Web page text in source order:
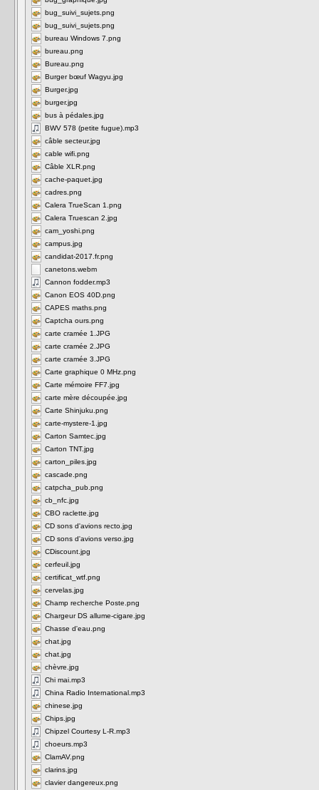
bug_suivi_sujets.png
bug_suivi_sujets.png
bureau Windows 7.png
bureau.png
Bureau.png
Burger bœuf Wagyu.jpg
Burger.jpg
burger.jpg
bus à pédales.jpg
BWV 578 (petite fugue).mp3
câble secteur.jpg
cable wifi.png
Câble XLR.png
cache-paquet.jpg
cadres.png
Calera TrueScan 1.png
Calera Truescan 2.jpg
cam_yoshi.png
campus.jpg
candidat-2017.fr.png
canetons.webm
Cannon fodder.mp3
Canon EOS 40D.png
CAPES maths.png
Captcha ours.png
carte cramée 1.JPG
carte cramée 2.JPG
carte cramée 3.JPG
Carte graphique 0 MHz.png
Carte mémoire FF7.jpg
carte mère découpée.jpg
Carte Shinjuku.png
carte-mystere-1.jpg
Carton Samtec.jpg
Carton TNT.jpg
carton_piles.jpg
cascade.png
catpcha_pub.png
cb_nfc.jpg
CBO raclette.jpg
CD sons d'avions recto.jpg
CD sons d'avions verso.jpg
CDiscount.jpg
cerfeuil.jpg
certificat_wtf.png
cervelas.jpg
Champ recherche Poste.png
Chargeur DS allume-cigare.jpg
Chasse d'eau.png
chat.jpg
chat.jpg
chèvre.jpg
Chi mai.mp3
China Radio International.mp3
chinese.jpg
Chips.jpg
Chipzel Courtesy L-R.mp3
choeurs.mp3
ClamAV.png
clarins.jpg
clavier dangereux.png